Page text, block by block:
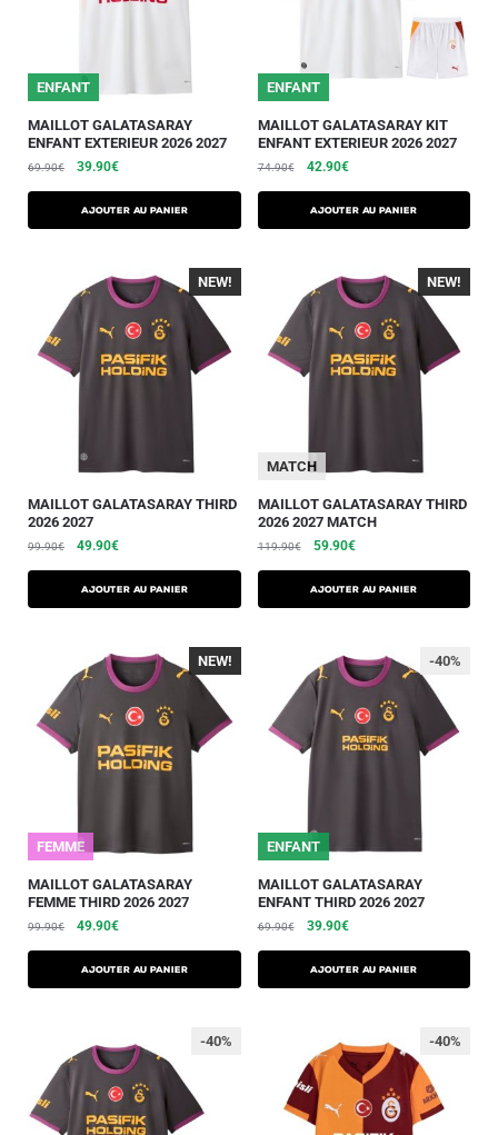
25/26
ENFANT
MAILLOT GALATASARAY
ENFANT EXTERIEUR 2026 2027
69.90€ 39.90€
AJOUTER AU PANIER
25/26
ENFANT
MAILLOT GALATASARAY KIT
ENFANT EXTERIEUR 2026 2027
74.90€ 42.90€
AJOUTER AU PANIER
-40%
NEW!
MAILLOT GALATASARAY THIRD
2026 2027
99.90€ 49.90€
AJOUTER AU PANIER
-40%
NEW!
MATCH
MAILLOT GALATASARAY THIRD
2026 2027 MATCH
119.90€ 59.90€
AJOUTER AU PANIER
-40%
NEW!
FEMME
MAILLOT GALATASARAY
FEMME THIRD 2026 2027
99.90€ 49.90€
AJOUTER AU PANIER
-40%
25/26
ENFANT
MAILLOT GALATASARAY
ENFANT THIRD 2026 2027
69.90€ 39.90€
AJOUTER AU PANIER
-40% -40%